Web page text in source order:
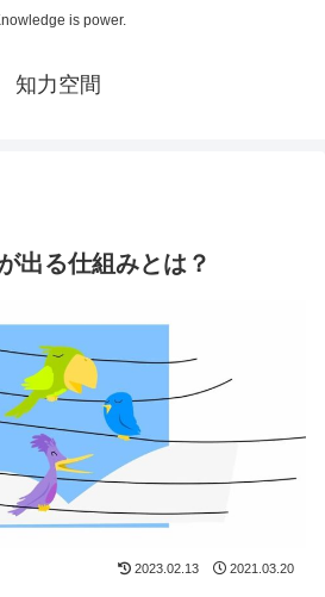
is power.
知力空間
出る仕組みとは？
2023.02.13 2021.03.20